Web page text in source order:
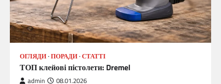
ОГЛЯДИ ПОРАДИ СТАТТІ
ТОП клейові пістолети: Dremel
admin 08.01.2026